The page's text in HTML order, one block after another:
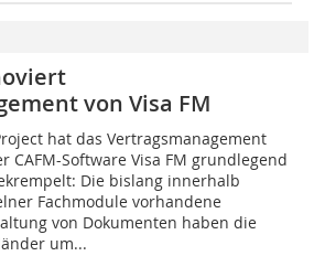
von Visa FM
hat das Vertragsmanagement
CAFM-Software Visa FM grundlegend
Die bislang innerhalb
Fachmodule vorhandene
von Dokumenten haben die
um...